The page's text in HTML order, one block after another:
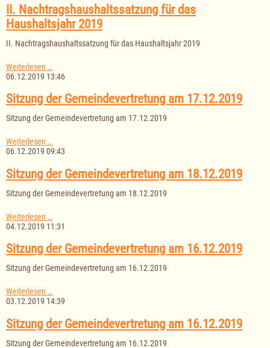
Kulpin
für
das
2020
II. Nachtragshaushaltssatzung für das
Haushaltsjahr 2019
II. Nachtragshaushaltssatzung für das Haushaltsjahr 2019
Weiterlesen …
Nachtragshaushaltssatzung
das
Haushaltsjahr
2019
06.12.2019 13:46
Sitzung der Gemeindevertretung am 17.12.2019
Sitzung der Gemeindevertretung am 17.12.2019
Weiterlesen …Sitzung
der
am
17.12.2019
06.12.2019 09:43
Sitzung der Gemeindevertretung am 18.12.2019
Sitzung der Gemeindevertretung am 18.12.2019
Weiterlesen …
der
am
18.12.2019
04.12.2019 11:31
Sitzung der Gemeindevertretung am 16.12.2019
Sitzung der Gemeindevertretung am 16.12.2019
Weiterlesen …Sitzung
der
am
16.12.2019
03.12.2019 14:39
Sitzung der Gemeindevertretung am 16.12.2019
Sitzung der Gemeindevertretung am 16.12.2019